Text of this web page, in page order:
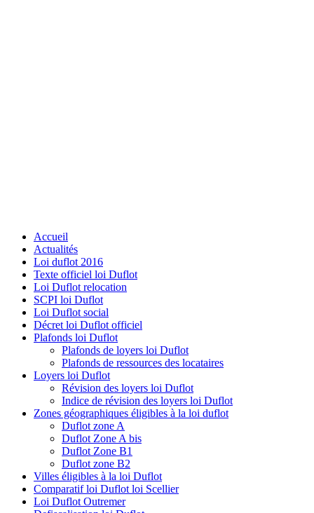
Accueil
Actualités
Loi duflot 2016
Texte officiel loi Duflot
Loi Duflot relocation
SCPI loi Duflot
Loi Duflot social
Décret loi Duflot officiel
Plafonds loi Duflot
Plafonds de loyers loi Duflot
Plafonds de ressources des locataires
Loyers loi Duflot
Révision des loyers loi Duflot
Indice de révision des loyers loi Duflot
Zones géographiques éligibles à la loi duflot
Duflot zone A
Duflot Zone A bis
Duflot Zone B1
Duflot zone B2
Villes éligibles à la loi Duflot
Comparatif loi Duflot loi Scellier
Loi Duflot Outremer